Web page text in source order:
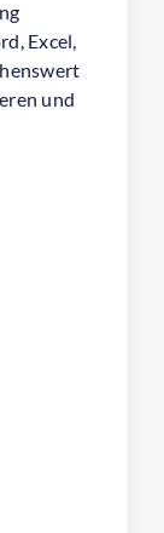
Excel,
und